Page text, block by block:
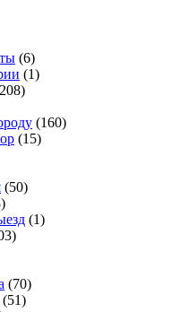
(6)
(1)
(160)
(15)
(50)
(1)
(70)
(51)